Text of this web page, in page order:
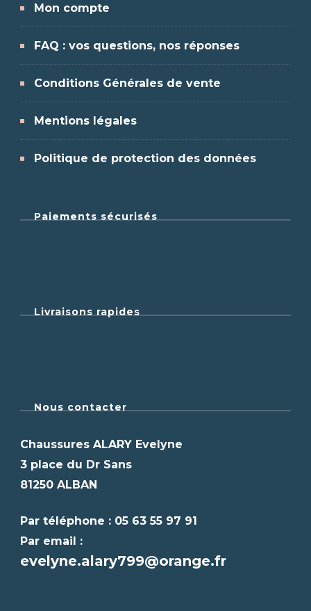
Mon compte
FAQ : vos questions, nos réponses
Conditions Générales de vente
Mentions légales
Politique de protection des données
Paiements sécurisés
Livraisons rapides
Nous contacter
Chaussures ALARY Evelyne
3 place du Dr Sans
81250 ALBAN
Par téléphone : 05 63 55 97 91
Par email :
evelyne.alary799@orange.fr